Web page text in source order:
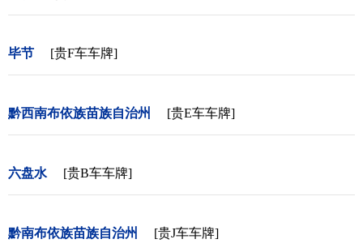
毕节 [贵F车车牌]
黔西南布依族苗族自治州 [贵E车车牌]
六盘水 [贵B车车牌]
黔南布依族苗族自治州 [贵J车车牌]